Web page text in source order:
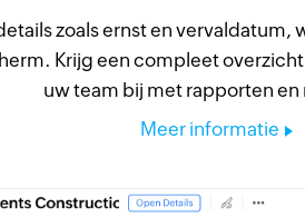
zoals ernst en vervaldatum,
Krijg een compleet
uw team bij met rapporten en
Meer informatie